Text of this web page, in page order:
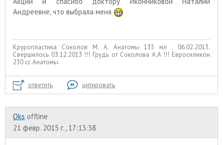
Андреевне, что выбрала меня
Круропластика Соколов М. А. Анатомы 135 мл . 06.02.2013.
Свершилось 03.12.2013 !!! Грудь от Соколова А.А !!! Евросиликон
230 сс Анатомы.
ответить цитировать
Oks offline
21 февр. 2015 г., 17:13:38